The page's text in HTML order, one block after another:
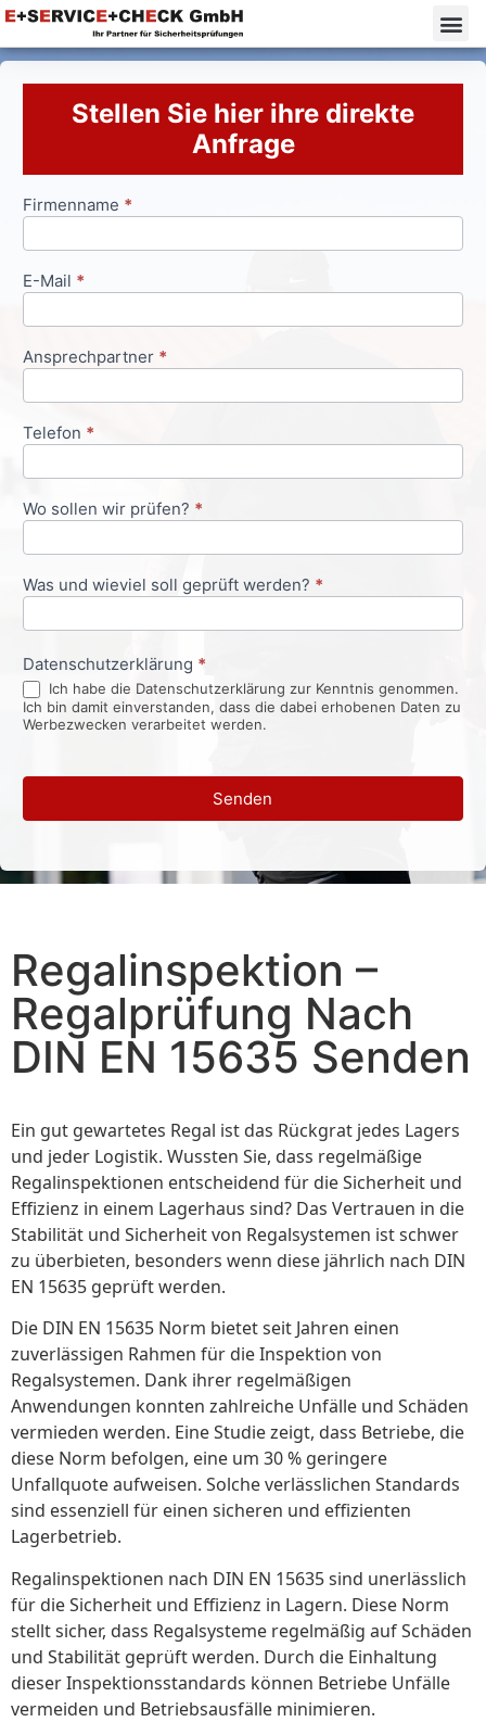
Stellen Sie hier ihre direkte
Anfrage
Anfrageformular
Firmenname *
E-Mail *
Ansprechpartner *
Telefon *
Wo sollen wir prüfen? *
Was und wieviel soll geprüft werden? *
Datenschutzerklärung *
Ich habe die Datenschutzerklärung zur Kenntnis genommen.
Ich bin damit einverstanden, dass die dabei erhobenen Daten zu
Werbezwecken verarbeitet werden.
Senden
Regalinspektion –
Regalprüfung Nach
DIN EN 15635 Senden
Ein gut gewartetes Regal ist das Rückgrat jedes Lagers
und jeder Logistik. Wussten Sie, dass regelmäßige
Regalinspektionen entscheidend für die Sicherheit und
Effizienz in einem Lagerhaus sind? Das Vertrauen in die
Stabilität und Sicherheit von Regalsystemen ist schwer
zu überbieten, besonders wenn diese jährlich nach DIN
EN 15635 geprüft werden.
Die DIN EN 15635 Norm bietet seit Jahren einen
zuverlässigen Rahmen für die Inspektion von
Regalsystemen. Dank ihrer regelmäßigen
Anwendungen konnten zahlreiche Unfälle und Schäden
vermieden werden. Eine Studie zeigt, dass Betriebe, die
diese Norm befolgen, eine um 30 % geringere
Unfallquote aufweisen. Solche verlässlichen Standards
sind essenziell für einen sicheren und effizienten
Lagerbetrieb.
Regalinspektionen nach DIN EN 15635 sind unerlässlich
für die Sicherheit und Effizienz in Lagern. Diese Norm
stellt sicher, dass Regalsysteme regelmäßig auf Schäden
und Stabilität geprüft werden. Durch die Einhaltung
dieser Inspektionsstandards können Betriebe Unfälle
vermeiden und Betriebsausfälle minimieren.